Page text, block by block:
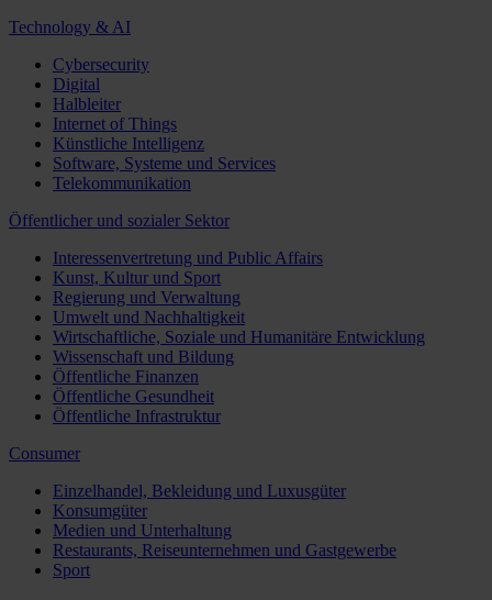
Technology & AI
Cybersecurity
Digital
Halbleiter
Internet of Things
Künstliche Intelligenz
Software, Systeme und Services
Telekommunikation
Öffentlicher und sozialer Sektor
Interessenvertretung und Public Affairs
Kunst, Kultur und Sport
Regierung und Verwaltung
Umwelt und Nachhaltigkeit
Wirtschaftliche, Soziale und Humanitäre Entwicklung
Wissenschaft und Bildung
Öffentliche Finanzen
Öffentliche Gesundheit
Öffentliche Infrastruktur
Consumer
Einzelhandel, Bekleidung und Luxusgüter
Konsumgüter
Medien und Unterhaltung
Restaurants, Reiseunternehmen und Gastgewerbe
Sport